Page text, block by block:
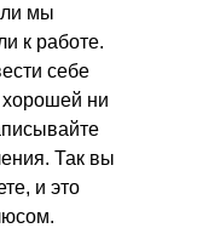
мы
к работе.
себе
ни
Так вы
и это